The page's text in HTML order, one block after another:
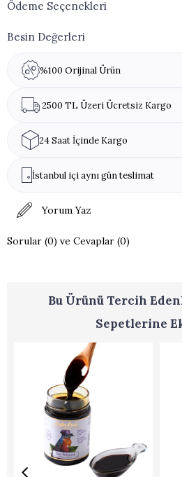
Boyutlarda Değildir.
Değişmektedir.
Alerjen Uyarısı: Ürün susam ve
içerir. Ayrıca ürün, eser miktarda
badem içerebilir.
Ödeme Seçenekleri
Besin Değerleri
%100 Orijinal Ürün
2500 TL Üzeri Ücretsiz Kargo
24 Saat İçinde Kargo
İstanbul içi aynı gün teslimat
Yorum Yaz
Sorular (0) ve Cevaplar (0)
Bu Ürünü Tercih
Sepetlerine